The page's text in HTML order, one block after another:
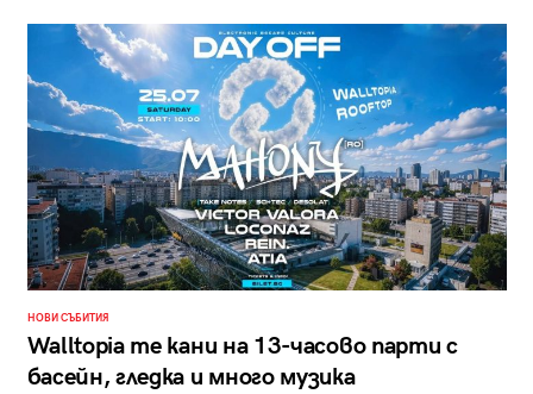
НОВИ СЪБИТИЯ
Walltopia те кани на 13-часово парти с
басейн, гледка и много музика